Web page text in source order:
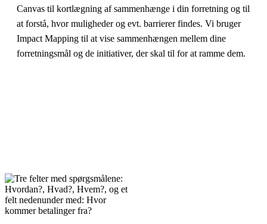
Canvas til kortlægning af sammenhænge i din forretning og til
at forstå, hvor muligheder og evt. barrierer findes. Vi bruger
Impact Mapping til at vise sammenhængen mellem dine
forretningsmål og de initiativer, der skal til for at ramme dem.